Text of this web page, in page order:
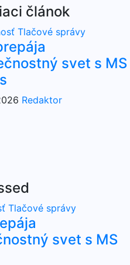
článok
Tlačové správy
svet s MS
Redaktor
Tlačové správy
svet s MS